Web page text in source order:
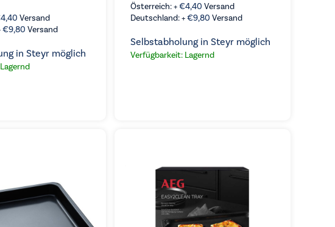
4,40 Versand
€9,80 Versand
in Steyr möglich
Österreich: +€4,40 Versand
Deutschland: +€9,80 Versand
Selbstabholung in Steyr möglich
Verfügbarkeit: Lagernd